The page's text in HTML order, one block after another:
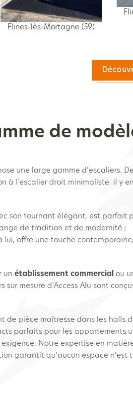
Flines-lès-Mortagne (59)
de
une large gamme d’escaliers.
à l’escalier droit minimaliste, il y
son tournant élégant, est parfait
de tradition et de modernité ;
lui, offre une touche
un établissement commercial
ou
sur mesure d’Access Alu sont
de pièce maîtresse dans les halls
parfaits pour les appartements
Notre expertise en
garantit qu’aucun espace n’est